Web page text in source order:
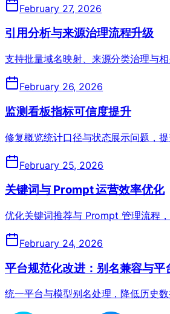
February 27, 2026
引用分析与来源治理流程升级
支持批量域名映射、来源分类治理与相
February 26, 2026
监测看板指标可信度提升
修复概览统计口径与状态展示问题，提
February 25, 2026
关键词与 Prompt 运营效率优化
优化关键词推荐与 Prompt 管理流程，
February 24, 2026
平台规范化改进：别名兼容与平
统一平台与模型别名处理，降低历史数